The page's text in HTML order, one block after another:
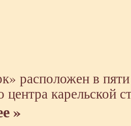
расположен в
центра карельской
»